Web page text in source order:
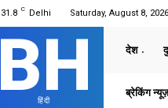
31.8 C Delhi Saturday, August 8, 2026
BH
हिंदी
देश
ब्रेकिंग न्यूज़